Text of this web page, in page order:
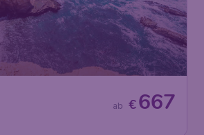
€667
ab